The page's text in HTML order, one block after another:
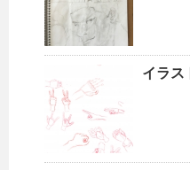
イラス